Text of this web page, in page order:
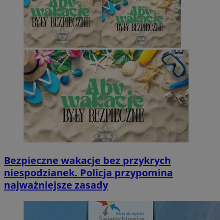
Bezpieczne wakacje bez przykrych
niespodzianek. Policja przypomina
najważniejsze zasady